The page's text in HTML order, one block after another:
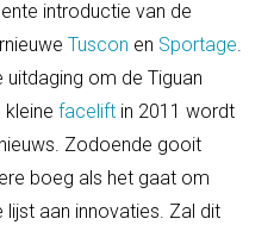
introductie van de
Tuscon en Sportage.
om de Tiguan
facelift in 2011 wordt
Zodoende gooit
boeg als het gaat om
lijst aan innovaties. Zal dit